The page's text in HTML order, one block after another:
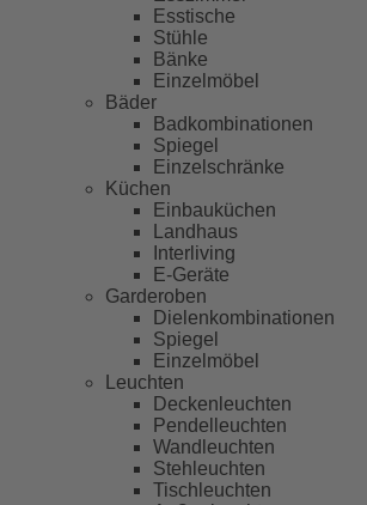
Esstische
Stühle
Bänke
Einzelmöbel
Bäder
Badkombinationen
Spiegel
Einzelschränke
Küchen
Einbauküchen
Landhaus
Interliving
E-Geräte
Garderoben
Dielenkombinationen
Spiegel
Einzelmöbel
Leuchten
Deckenleuchten
Pendelleuchten
Wandleuchten
Stehleuchten
Tischleuchten